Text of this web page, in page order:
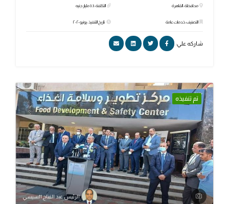
محافظة: القاهرة
التصنيف: خدمات عامة
التكلفة: 3.3 مليار جنيه
تاريخ التنفيذ: يونيو ٢٠٢٠
شاركه علي:
تم تنفيذه
الرئيس عبد الفتاح السيسي